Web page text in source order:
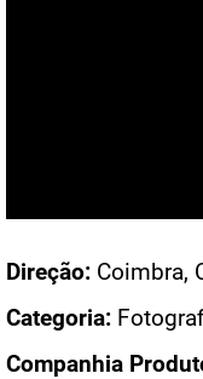
Direção: Coimbra,
Categoria:
Companhia